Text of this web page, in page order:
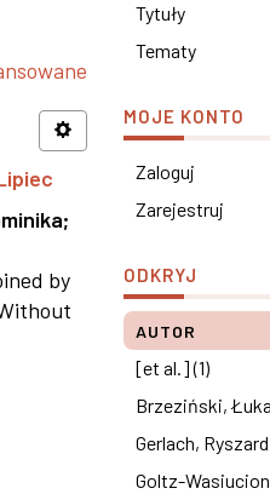
;
by
Tytuły
Tematy
MOJE KONTO
Zaloguj
Zarejestruj
ODKRYJ
AUTOR
[et al.] (1)
Brzeziński,
Gerlach, Ryszard
Goltz-